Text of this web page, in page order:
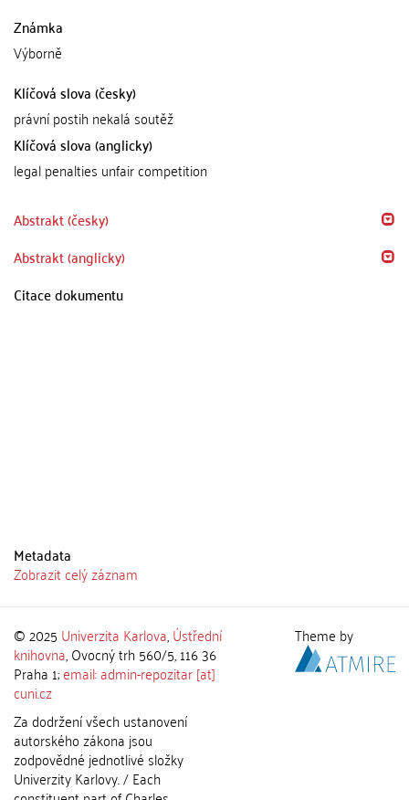
Známka
Výborně
Klíčová slova (česky)
právní postih nekalá soutěž
Klíčová slova (anglicky)
legal penalties unfair competition
Abstrakt (česky)
Abstrakt (anglicky)
Citace dokumentu
Metadata
Zobrazit celý záznam
© 2025 Univerzita Karlova,Ústřední
knihovna, Ovocný trh 560/5, 116 36
Praha 1;email: admin-repozitar [at]
cuni.cz
Za dodržení všech ustanovení
autorského zákona jsou
zodpovědné jednotlivé složky
Univerzity Karlovy. / Each
Theme by